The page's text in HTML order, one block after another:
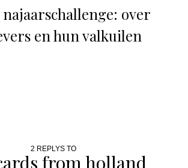
over
en hun valkuilen
2 REPLYS TO
from holland